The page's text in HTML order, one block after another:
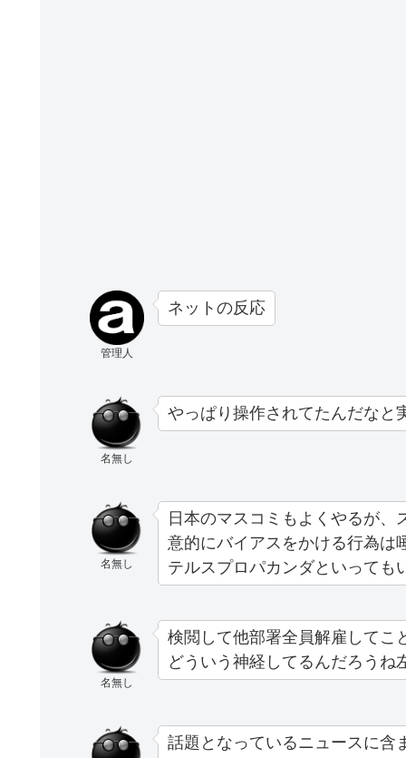
管理人
ネットの反応
名無し
やっぱり操作されてたんだなと
名無し
日本のマスコミもよくやるが
意的にバイアスをかける行為は
テルスプロパカンダといっても
名無し
検閲して他部署全員解雇してこ
どういう神経してるんだろうね
話題となっているニュースに含